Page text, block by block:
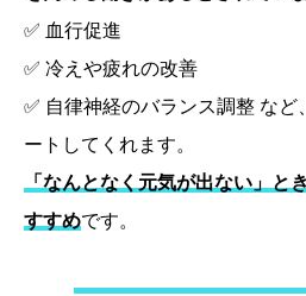
✅ 血行促進
✅ 冷えや疲れの改善
✅ 自律神経のバランス調整 な
ートしてくれます。
「なんとなく元気が出ない」と
すすめです。